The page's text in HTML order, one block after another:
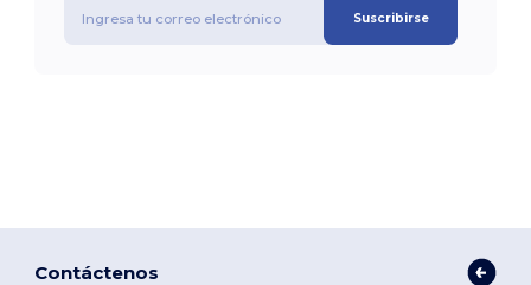
Suscribirse
Contáctenos